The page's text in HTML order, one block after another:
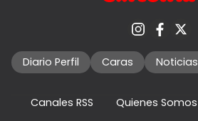
Diario Perfil Caras Noticias
Canales RSS Quienes Somos